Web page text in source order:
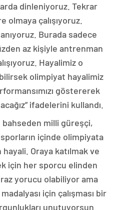
dinleniyoruz. Tekrar
çalışıyoruz.
Burada sadece
az kişiyle antrenman
Hayalimiz o
olimpiyat hayalimiz
göstererek
ifadelerini kullandı.
milli güreşçi,
içinde olimpiyata
Oraya katılmak ve
için her sporcu elinden
yorucu olabiliyor ama
için çalışması bir
unutuyorsun.